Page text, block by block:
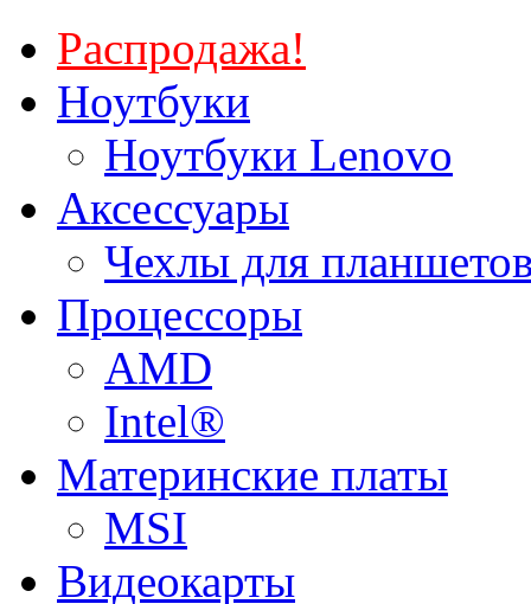
Распродажа!
Ноутбуки
Ноутбуки Lenovo
Аксессуары
Чехлы для
Процессоры
AMD
Intel®
Материнские платы
MSI
Видеокарты